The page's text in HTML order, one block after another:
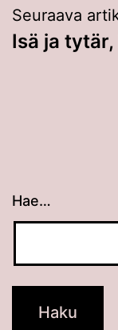
Seuraava
Isä ja
Hae…
Kun tuloksia